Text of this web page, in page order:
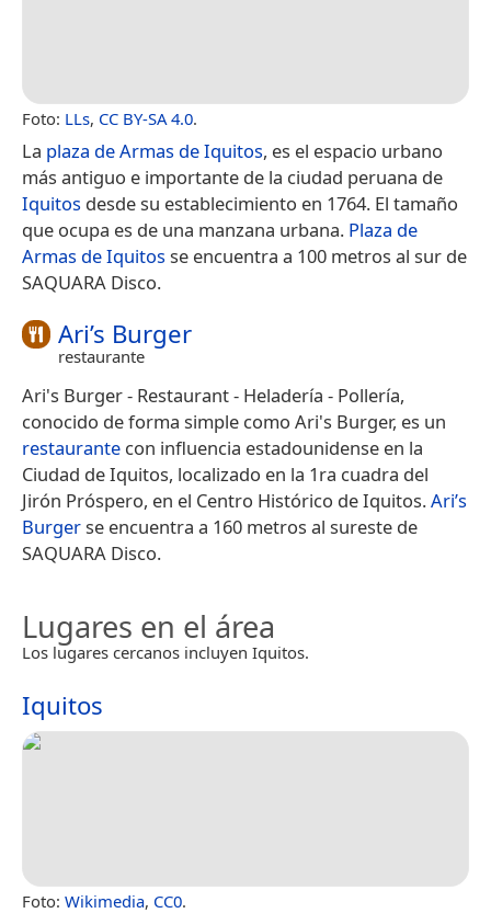
Foto: LLs, CC BY-SA 4.0.
La plaza de Armas de Iquitos, es el espacio urbano
más antiguo e importante de la ciudad peruana de
Iquitos desde su establecimiento en 1764. El tamaño
que ocupa es de una manzana urbana. Plaza de
Armas de Iquitosse encuentra a 100 metros al sur de
SAQUARA Disco.
Ari’s Burger
restaurante
Ari's Burger - Restaurant - Heladería - Pollería,
conocido de forma simple como Ari's Burger, es un
restaurante con influencia estadounidense en la
Ciudad de Iquitos, localizado en la 1ra cuadra del
Jirón Próspero, en el Centro Histórico de Iquitos.Ari’s
Burgerse encuentra a 160 metros al sureste de
SAQUARA Disco.
Lugares en el área
Los lugares cercanos incluyen Iquitos.
Iquitos
Foto: Wikimedia, CC0.